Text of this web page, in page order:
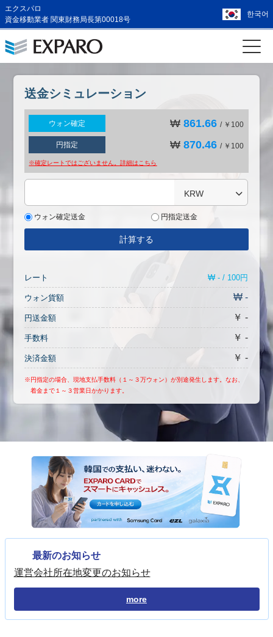
エクスパロ
資金移動業者 関東財務局長第00018号
한국어
送金シミュレーション
ウォン確定 ₩861.66 / ￥100
円指定 ₩870.46 / ￥100
※確定レートではございません。詳細は こちら
KRW
ウォン確定送金 円指定送金
計算する
レート ₩ - / 100円
ウォン貨額 ₩ -
円送金額 ￥ -
手数料 ￥ -
決済金額 ￥ -
※円指定の場合、現地支払手数料（１～３万ウォン）が別途発生します。なお、
着金まで１～３営業日かかります。
最新のお知らせ
運営会社所在地変更のお知らせ
more